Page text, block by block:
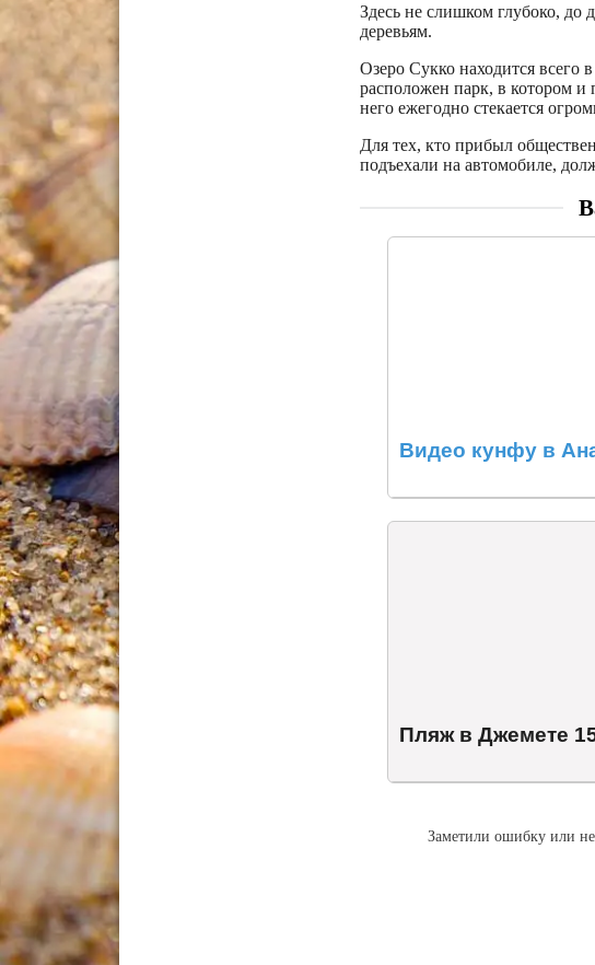
Здесь не слишком глубоко,
деревьям.
Озеро Сукко находится всего
расположен парк, в котором и
него ежегодно стекается
Для тех, кто прибыл
подъехали на автомобиле,
Видео кунфу в
Пляж в Джемете
Заметили ошибку или